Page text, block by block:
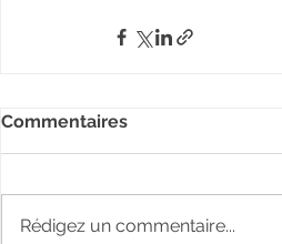
Commentaires
Rédigez un commentaire...